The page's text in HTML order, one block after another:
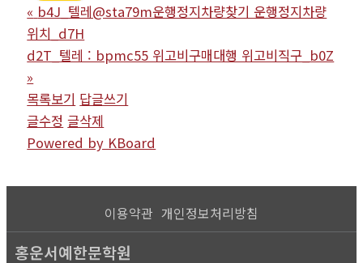
« b4J_텔레@sta79m운행정지차량찾기 운행정지차량
위치_d7H
d2T_텔레 : bpmc55 위고비구매대행 위고비직구_b0Z
»
목록보기 답글쓰기
글수정 글삭제
Powered by KBoard
이용약관 개인정보처리방침
홍운서예한문학원